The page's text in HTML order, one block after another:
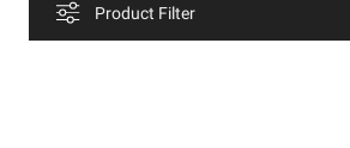
Product Filter